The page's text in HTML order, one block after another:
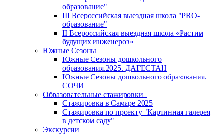
образование"
III Всероссийская выездная школа "PRO-
образование"
II Всероссийская выездная школа «Растим
будущих инженеров»
Южные Сезоны
Южные Сезоны дошкольного
образования.2025. ДАГЕСТАН
Южные Сезоны дошкольного образования.
СОЧИ
Образовательные стажировки
Стажировка в Самаре 2025
Стажировка по проекту "Картинная галерея
в детском саду"
Экскурсии